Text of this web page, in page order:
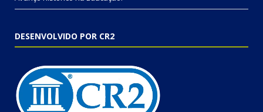
DESENVOLVIDO POR CR2